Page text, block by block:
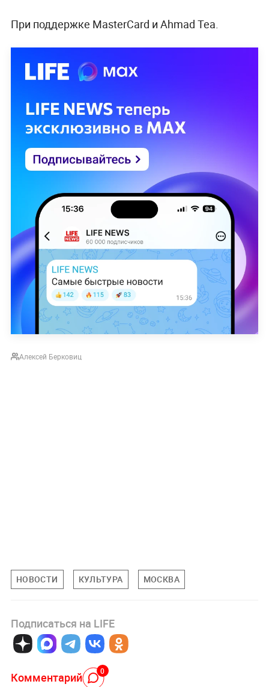
При поддержке MasterCard и Ahmad Tea.
Алексей Берковиц
НОВОСТИ КУЛЬТУРА МОСКВА
Подписаться на LIFE
Комментарий 0